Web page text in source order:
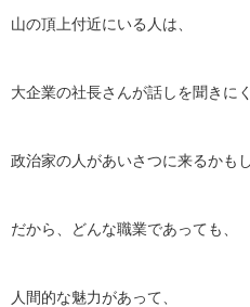
山の頂上付近にいる人は、
大企業の社長さんが話しを聞きに
政治家の人があいさつに来るかも
だから、どんな職業であっても、
人間的な魅力があって、